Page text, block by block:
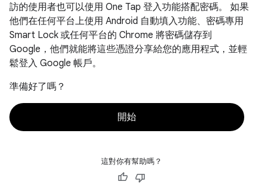
訪的使用者也可以使用 One Tap 登入功能搭配密碼。 如果
他們在任何平台上使用 Android 自動填入功能、密碼專用
Smart Lock 或任何平台的 Chrome 將密碼儲存到
Google，他們就能將這些憑證分享給您的應用程式，並輕
鬆登入 Google 帳戶。
準備好了嗎？
開始
這對你有幫助嗎？